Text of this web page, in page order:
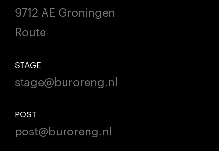
9712 AE Groningen
Route
STAGE
stage@buroreng.nl
POST
post@buroreng.nl